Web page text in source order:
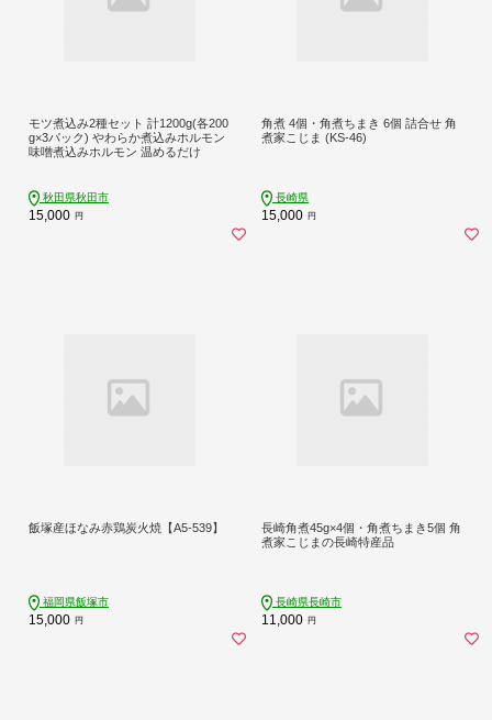
モツ煮込み2種セット 計1200g(各200
g×3パック) やわらか煮込みホルモン
味噌煮込みホルモン 温めるだけ
秋田県秋田市
15,000 円
角煮 4個・角煮ちまき 6個 詰合せ 角
煮家こじま (KS-46)
長崎県
15,000 円
飯塚産ほなみ赤鶏炭火焼【A5-539】
福岡県飯塚市
15,000 円
長崎角煮45g×4個・角煮ちまき5個 角
煮家こじまの長崎特産品
長崎県長崎市
11,000 円